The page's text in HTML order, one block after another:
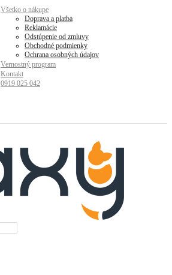
Všetko o nákupe
Doprava a platba
Reklamácie
Odstúpenie od zmluvy
Obchodné podmienky
Ochrana osobných údajov
Vernostný program
Kontakt
0919 025 042